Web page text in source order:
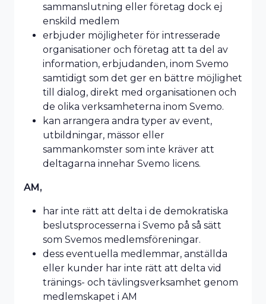
sammanslutning eller företag dock ej
enskild medlem
erbjuder möjligheter för intresserade
organisationer och företag att ta del av
information, erbjudanden, inom Svemo
samtidigt som det ger en bättre möjlighet
till dialog, direkt med organisationen och
de olika verksamheterna inom Svemo.
kan arrangera andra typer av event,
utbildningar, mässor eller
sammankomster som inte kräver att
deltagarna innehar Svemo licens.
AM,
har inte rätt att delta i de demokratiska
beslutsprocesserna i Svemo på så sätt
som Svemos medlemsföreningar.
dess eventuella medlemmar, anställda
eller kunder har inte rätt att delta vid
tränings- och tävlingsverksamhet genom
medlemskapet i AM